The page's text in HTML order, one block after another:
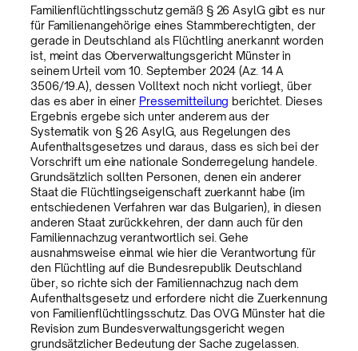
Familienflüchtlingsschutz gemäß § 26 AsylG gibt es nur
für Familienangehörige eines Stammberechtigten, der
gerade in Deutschland als Flüchtling anerkannt worden
ist, meint das Oberverwaltungsgericht Münster in
seinem Urteil vom 10. September 2024 (Az. 14 A
3506/19.A), dessen Volltext noch nicht vorliegt, über
das es aber in einer Pressemitteilung berichtet. Dieses
Ergebnis ergebe sich unter anderem aus der
Systematik von § 26 AsylG, aus Regelungen des
Aufenthaltsgesetzes und daraus, dass es sich bei der
Vorschrift um eine nationale Sonderregelung handele.
Grundsätzlich sollten Personen, denen ein anderer
Staat die Flüchtlingseigenschaft zuerkannt habe (im
entschiedenen Verfahren war das Bulgarien), in diesen
anderen Staat zurückkehren, der dann auch für den
Familiennachzug verantwortlich sei. Gehe
ausnahmsweise einmal wie hier die Verantwortung für
den Flüchtling auf die Bundesrepublik Deutschland
über, so richte sich der Familiennachzug nach dem
Aufenthaltsgesetz und erfordere nicht die Zuerkennung
von Familienflüchtlingsschutz. Das OVG Münster hat die
Revision zum Bundesverwaltungsgericht wegen
grundsätzlicher Bedeutung der Sache zugelassen.